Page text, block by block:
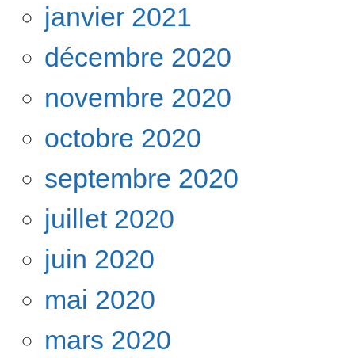
janvier 2021
décembre 2020
novembre 2020
octobre 2020
septembre 2020
juillet 2020
juin 2020
mai 2020
mars 2020